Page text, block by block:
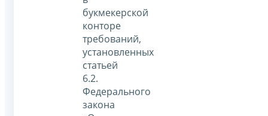
букмекерской
конторе
требований,
установленных
статьей
6.2.
Федерального
закона